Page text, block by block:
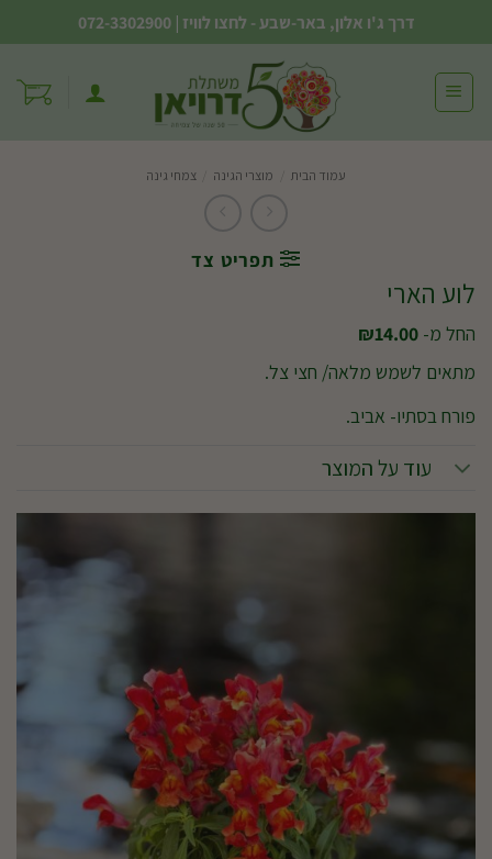
to
content
דרך ג'ו אלון, באר-שבע - לחצו לוויז |
072-3302900
עמוד הבית מוצרי הגינה צמחי גינה
תפריט צד
לוע הארי
החל מ- ₪14.00
מתאים לשמש מלאה/ חצי צל.
פורח בסתיו- אביב.
עוד על המוצר